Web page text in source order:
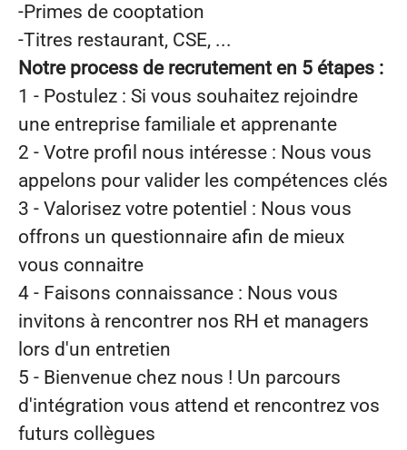
-Primes de cooptation
-Titres restaurant, CSE, ...
Notre process de recrutement en 5 étapes :
1 - Postulez : Si vous souhaitez rejoindre
une entreprise familiale et apprenante
2 - Votre profil nous intéresse : Nous vous
appelons pour valider les compétences clés
3 - Valorisez votre potentiel : Nous vous
offrons un questionnaire afin de mieux
vous connaitre
4 - Faisons connaissance : Nous vous
invitons à rencontrer nos RH et managers
lors d'un entretien
5 - Bienvenue chez nous ! Un parcours
d'intégration vous attend et rencontrez vos
futurs collègues